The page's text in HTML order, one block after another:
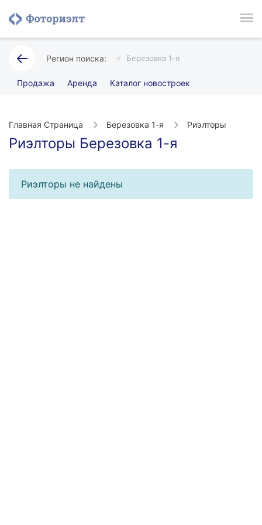
Березовка 1-я
Продажа Аренда Каталог новостроек
Главная Страница Березовка 1-я Риэлторы
Риэлторы Березовка 1-я
Риэлторы не найдены